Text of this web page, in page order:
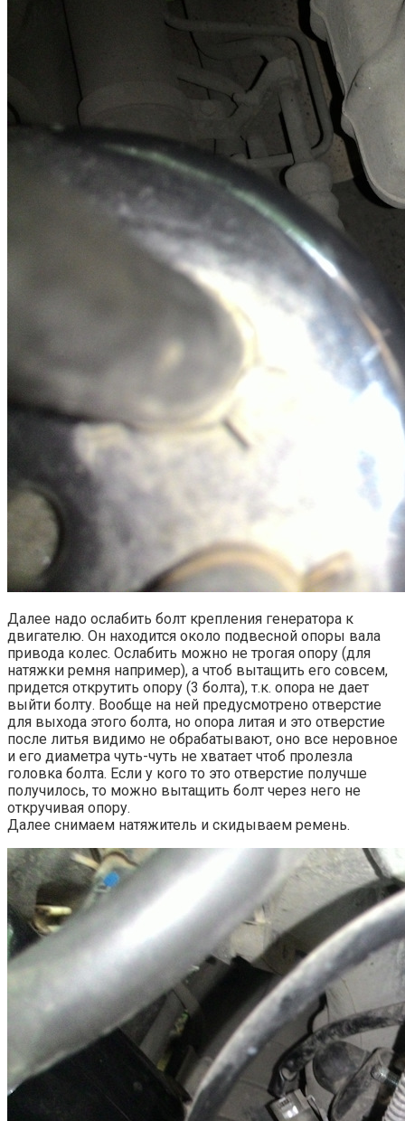
Далее надо ослабить болт крепления генератора к
двигателю. Он находится около подвесной опоры вала
привода колес. Ослабить можно не трогая опору (для
натяжки ремня например), а чтоб вытащить его совсем,
придется открутить опору (3 болта), т.к. опора не дает
выйти болту. Вообще на ней предусмотрено отверстие
для выхода этого болта, но опора литая и это отверстие
после литья видимо не обрабатывают, оно все неровное
и его диаметра чуть-чуть не хватает чтоб пролезла
головка болта. Если у кого то это отверстие получше
получилось, то можно вытащить болт через него не
откручивая опору.
Далее снимаем натяжитель и скидываем ремень.